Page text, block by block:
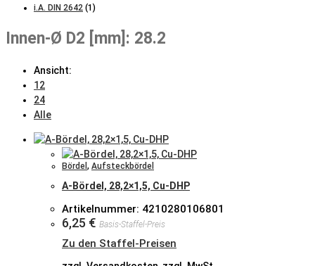
i.A. DIN 2642 (1)
Innen-Ø D2 [mm]: 28.2
Ansicht:
12
24
Alle
Bördel , Aufsteckbördel
A-Bördel, 28,2×1,5, Cu-DHP
Artikelnummer: 4210280106801
6,25 € Basis-Staffel-Preis
Zu den Staffel-Preisen